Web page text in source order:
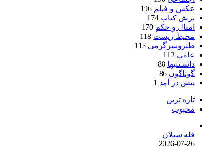
عکس و فیلم 196
برش کتاب 174
امثال و حکم 170
محیط زیست 118
طنزوسرگرمی 113
علمی 112
دانستنیها 88
گوناگون 86
پیش در آمد 1
تازه ترین
محبوب
قله سبلان
2026-07-26